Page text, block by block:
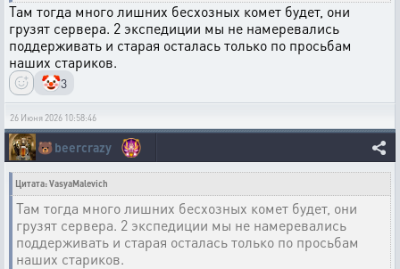
Там тогда много лишних бесхозных комет будет, они
грузят сервера. 2 экспедиции мы не намеревались
поддерживать и старая осталась только по просьбам
наших стариков.
🤡3
26 Июня 2026 10:58:46
🐻beercrazy
Цитата: VasyaMalevich
Там тогда много лишних бесхозных комет будет, они
грузят сервера. 2 экспедиции мы не намеревались
поддерживать и старая осталась только по просьбам
наших стариков.